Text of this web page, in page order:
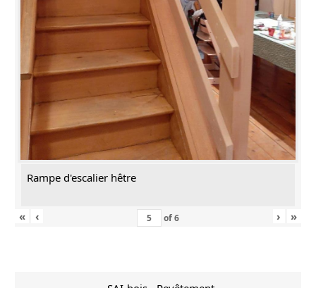
Rampe d'escalier hêtre
« ‹ of6 › »